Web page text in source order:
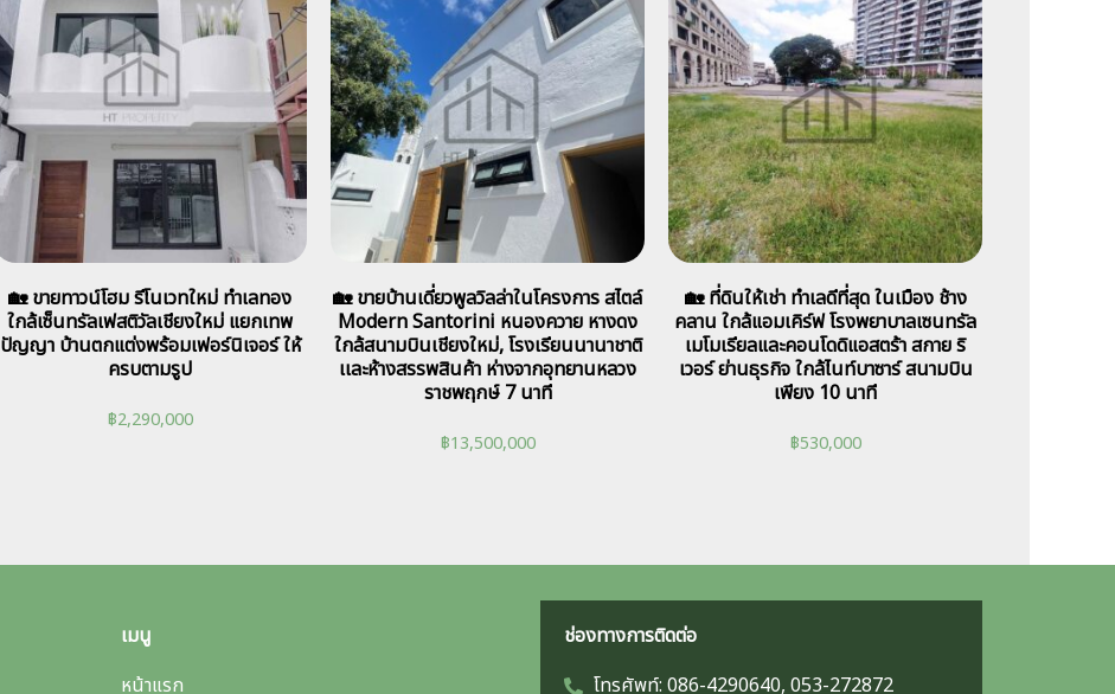
🏡 ขายทาวน์โฮม รีโนเวทใหม่ ทำเลทอง
ใกล้เซ็นทรัลเฟสติวัลเชียงใหม่ แยกเทพ
ปัญญา บ้านตกแต่งพร้อมเฟอร์นิเจอร์ ให้
ครบตามรูป
฿2,290,000
🏡 ขายบ้านเดี่ยวพูลวิลล่าในโครงการ สไตล์
Modern Santorini หนองควาย หางดง
ใกล้สนามบินเชียงใหม่, โรงเรียนนานาชาติ
เเละห้างสรรพสินค้า ห่างจากอุทยานหลวง
ราชพฤกษ์ 7 นาที
฿13,500,000
🏡 ที่ดินให้เช่า ทำเลดีที่สุด ในเมือง ช้าง
คลาน ใกล้แอมเคิร์ฟ โรงพยาบาลเซนทรัล
เมโมเรียลและคอนโดดิแอสตร้า สกาย ริ
เวอร์ ย่านธุรกิจ ใกล้ไนท์บาซาร์ สนามบิน
เพียง 10 นาที
฿530,000
เมนู
หน้าแรก
ช่องทางการติดต่อ
โทรศัพท์: 086-4290640, 053-272872